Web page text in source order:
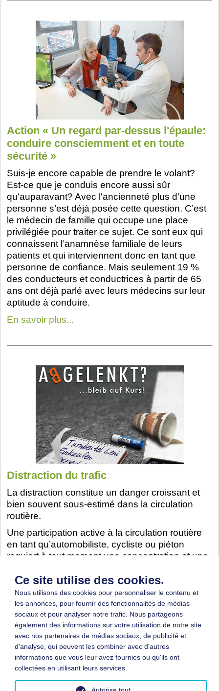
Action « Un regard par-dessus l'épaule:
conduire consciemment et en toute
sécurité »
Suis-je encore capable de prendre le volant?
Est-ce que je conduis encore aussi sûr
qu'auparavant? Avec l'ancienneté plus d’une
personne s’est déjà posée cette question. C’est
le médecin de famille qui occupe une place
privilégiée pour traiter ce sujet. Ce sont eux qui
connaissent l’anamnèse familiale de leurs
patients et qui interviennent donc en tant que
personne de confiance. Mais seulement 19 %
des conducteurs et conductrices à partir de 65
ans ont déjà parlé avec leurs médecins sur leur
aptitude à conduire.
En savoir plus...
Distraction du trafic
La distraction constitue un danger croissant et
bien souvent sous-estimé dans la circulation
routière.
Une participation active à la circulation routière
en tant qu’automobiliste, cycliste ou piéton
requiert à tout moment une concentration et une
routiers. Un instant d'inattention suffit pour
entraîner, le cas échéant, non seulement des
situations de trafic dangereuses ou des
manœuvres de conduite risqués mais aussi des
accidents graves.
En savoir plus...
Ce site utilise des cookies.
Nous utilisons des cookies pour personnaliser le contenu et
les annonces, pour fournir des fonctionnalités de médias
sociaux et pour analyser notre trafic. Nous partageons
également des informations sur votre utilisation de notre site
avec nos partenaires de médias sociaux, de publicité et
d'analyse, qui peuvent les combiner avec d'autres
informations que vous leur avez fournies ou qu'ils ont
collectées en utilisant leurs services.